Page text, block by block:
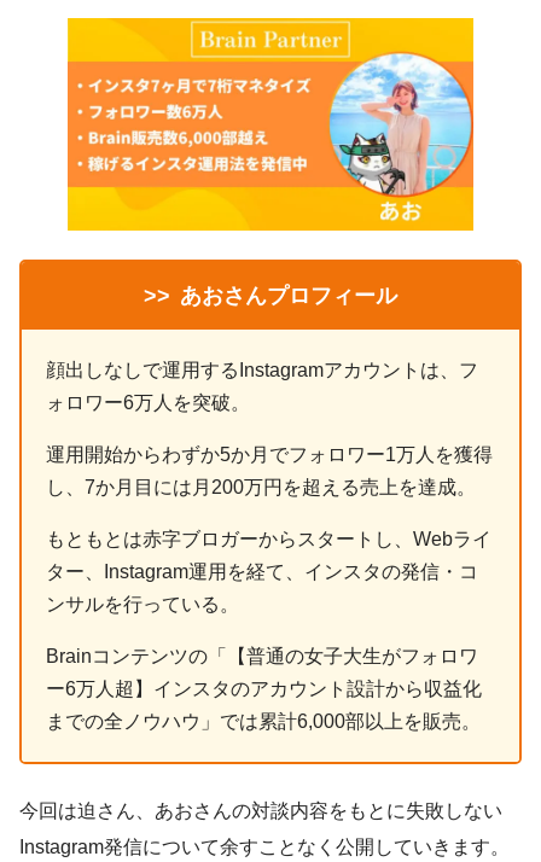
>> あおさんプロフィール
顔出しなしで運用するInstagramアカウントは、フ
ォロワー6万人を突破。
運用開始からわずか5か月でフォロワー1万人を獲得
し、7か月目には月200万円を超える売上を達成。
もともとは赤字ブロガーからスタートし、Webライ
ター、Instagram運用を経て、インスタの発信・コ
ンサルを行っている。
Brainコンテンツの「【普通の女子大生がフォロワ
ー6万人超】インスタのアカウント設計から収益化
までの全ノウハウ」では累計6,000部以上を販売。
今回は迫さん、あおさんの対談内容をもとに失敗しない
Instagram発信について余すことなく公開していきます。